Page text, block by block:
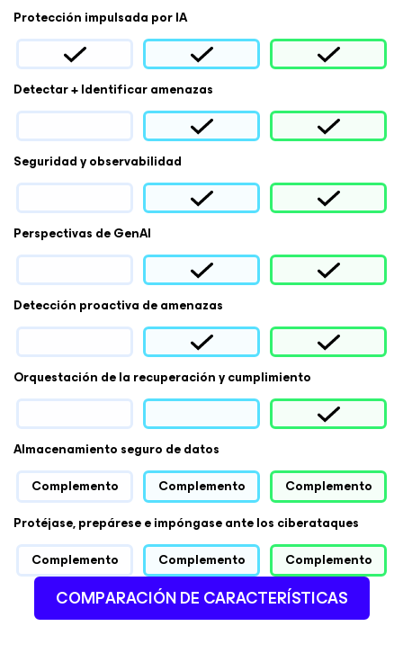
Protección impulsada por IA
Detectar + Identificar amenazas
Seguridad y observabilidad
Perspectivas de GenAI
Detección proactiva de amenazas
Orquestación de la recuperación y cumplimiento
Almacenamiento seguro de datos
Complemento
Complemento
Complemento
Protéjase, prepárese e impóngase ante los ciberataques
Complemento
Complemento Complemento
COMPARACIÓN DE CARACTERÍSTICAS